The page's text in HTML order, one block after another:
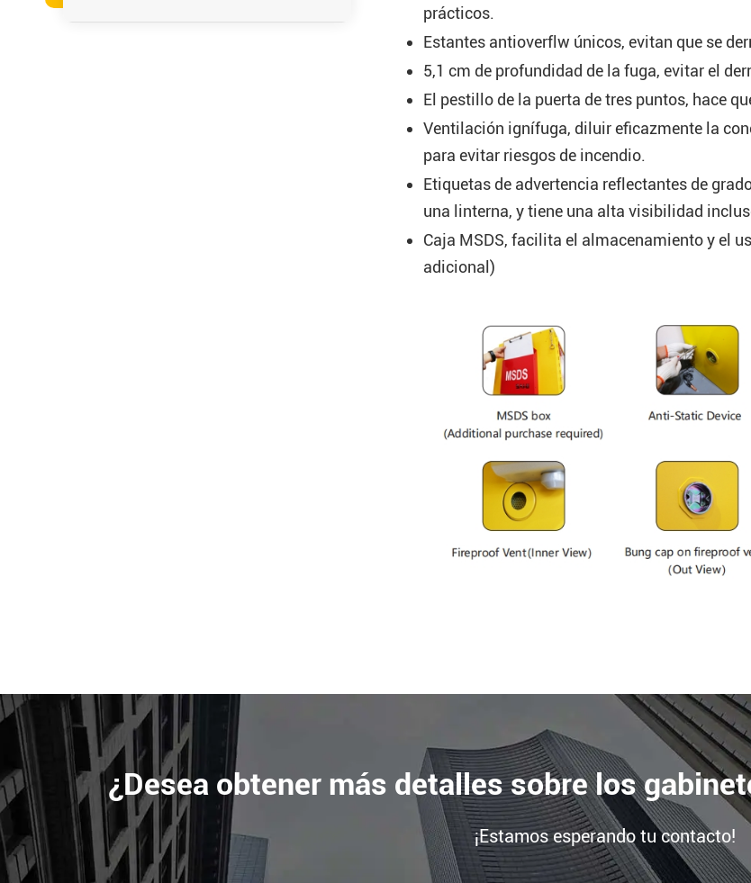
prácticos.
Estantes antioverflw únicos, evitan que se
5,1 cm de profundidad de la fuga, evitar el
El pestillo de la puerta de tres puntos, hace
Ventilación ignífuga, diluir eficazmente la
para evitar riesgos de incendio.
Etiquetas de advertencia reflectantes de
una linterna, y tiene una alta visibilidad
Caja MSDS, facilita el almacenamiento y el
adicional)
¿Desea obtener más detalles sobre los
¡Estamos esperando tu contacto!